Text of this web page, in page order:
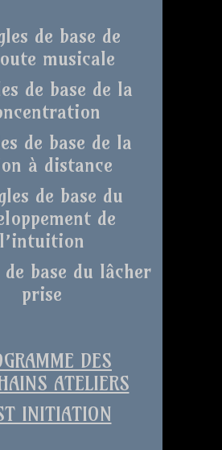
de base de
musicale
de base de la
de base de la
à distance
de base du
de
l’intuition
base du lâcher
prise
DES
ATELIERS
INITIATION